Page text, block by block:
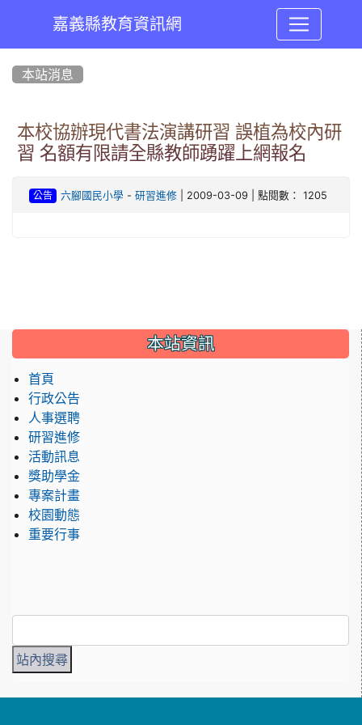
嘉義縣教育資訊網
本站消息
本校協辦現代書法演講研習 誤植為校內研
習 名額有限請全縣教師踴躍上網報名
公告 六腳國民小學- 研習進修| 2009-03-09 | 點閱數： 1205
::: 本站資訊
首頁
行政公告
人事選聘
研習進修
活動訊息
獎助學金
專案計畫
校園動態
重要行事